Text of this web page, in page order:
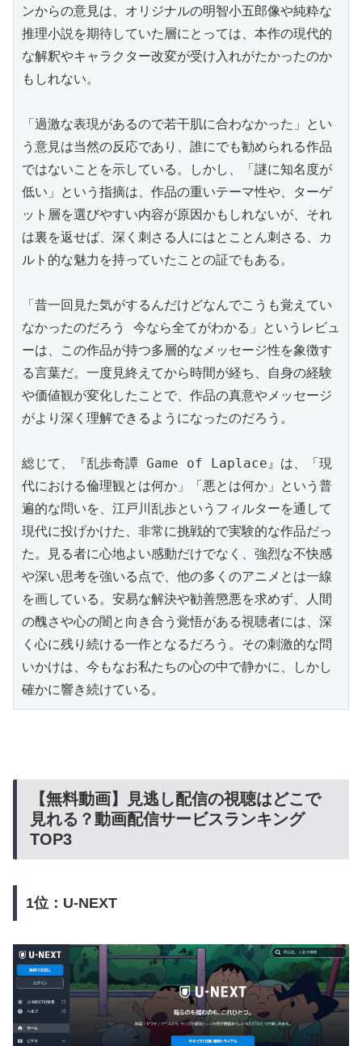
ンからの意見は、オリジナルの明智小五郎像や純粋な
推理小説を期待していた層にとっては、本作の現代的
な解釈やキャラクター改変が受け入れがたかったのか
もしれない。
「過激な表現があるので若干肌に合わなかった」とい
う意見は当然の反応であり、誰にでも勧められる作品
ではないことを示している。しかし、「謎に知名度が
低い」という指摘は、作品の重いテーマ性や、ターゲ
ット層を選びやすい内容が原因かもしれないが、それ
は裏を返せば、深く刺さる人にはとことん刺さる、カ
ルト的な魅力を持っていたことの証でもある。
「昔一回見た気がするんだけどなんでこうも覚えてい
なかったのだろう 今なら全てがわかる」というレビュ
ーは、この作品が持つ多層的なメッセージ性を象徴す
る言葉だ。一度見終えてから時間が経ち、自身の経験
や価値観が変化したことで、作品の真意やメッセージ
がより深く理解できるようになったのだろう。
総じて、『乱歩奇譚 Game of Laplace』は、「現
代における倫理観とは何か」「悪とは何か」という普
遍的な問いを、江戸川乱歩というフィルターを通して
現代に投げかけた、非常に挑戦的で実験的な作品だっ
た。見る者に心地よい感動だけでなく、強烈な不快感
や深い思考を強いる点で、他の多くのアニメとは一線
を画している。安易な解決や勧善懲悪を求めず、人間
の醜さや心の闇と向き合う覚悟がある視聴者には、深
く心に残り続ける一作となるだろう。その刺激的な問
いかけは、今もなお私たちの心の中で静かに、しかし
確かに響き続けている。
【無料動画】見逃し配信の視聴はどこで
見れる？動画配信サービスランキング
TOP3
1位：U-NEXT